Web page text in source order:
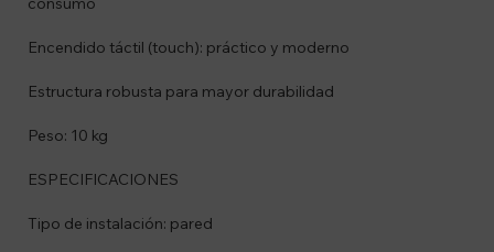
Encendido táctil (touch): práctico y moderno
Estructura robusta para mayor durabilidad
Peso: 10 kg
ESPECIFICACIONES
Tipo de instalación: pared